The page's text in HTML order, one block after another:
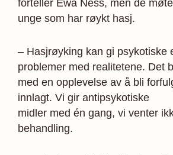
for­teller Ewa Ness, men de
unge som har røykt hasj.
– Hasjrøyking kan gi psykotiske
problemer med realitetene. Det
med en opplevelse av å bli
innlagt. Vi gir antipsykotiske
midler med én gang, vi venter
behandling.